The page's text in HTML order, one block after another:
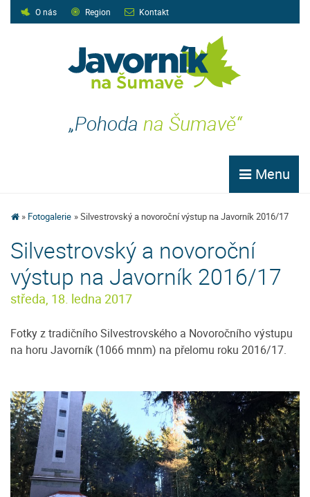
O nás Region Kontakt
„Pohoda na Šumavě“
Menu
Fotogalerie Silvestrovský a novoroční výstup na Javorník 2016/17
Silvestrovský a novoroční
výstup na Javorník 2016/17
středa, 18. ledna 2017
Fotky z tradičního Silvestrovského a Novoročního výstupu
na horu Javorník (1066 mnm) na přelomu roku 2016/17.